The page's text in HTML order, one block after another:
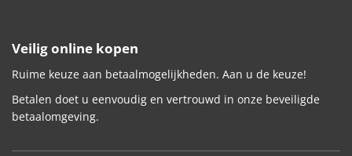
Veilig online kopen
Ruime keuze aan betaalmogelijkheden. Aan u de keuze!
Betalen doet u eenvoudig en vertrouwd in onze beveiligde
betaalomgeving.